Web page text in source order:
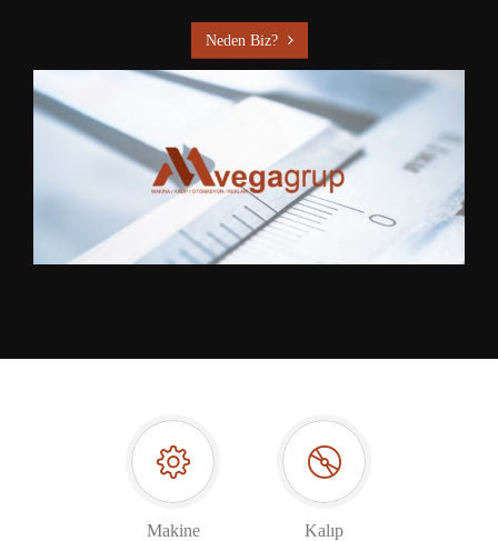
Neden Biz?
Makine Kalıp